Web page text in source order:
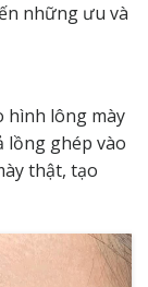
những ưu và
hình lông mày
lồng ghép vào
thật, tạo